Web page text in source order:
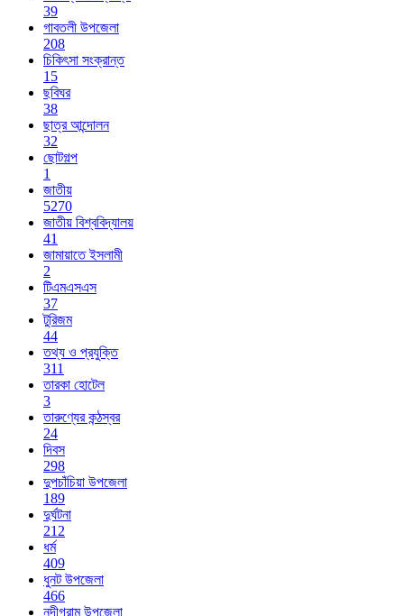
39
গাবতলী উপজেলা
208
চিকিৎসা সংক্রান্ত
15
ছবিঘর
38
ছাত্র আন্দোলন
32
ছোটগল্প
1
জাতীয়
5270
জাতীয় বিশ্ববিদ্যালয়
41
জামায়াতে ইসলামী
2
টিএমএসএস
37
টুরিজম
44
তথ্য ও প্রযুক্তি
311
তারকা হোটেল
3
তারুণ্যের কন্ঠস্বর
24
দিবস
298
দুপচাঁচিয়া উপজেলা
189
দুর্ঘটনা
212
ধর্ম
409
ধুনট উপজেলা
466
নন্দীগ্রাম উপজেলা